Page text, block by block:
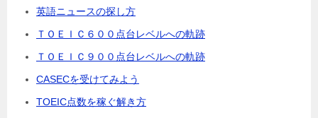
英語ニュースの探し方
ＴＯＥＩＣ６００点台レベルへの軌跡
ＴＯＥＩＣ９００点台レベルへの軌跡
CASECを受けてみよう
TOEIC点数を稼ぐ解き方